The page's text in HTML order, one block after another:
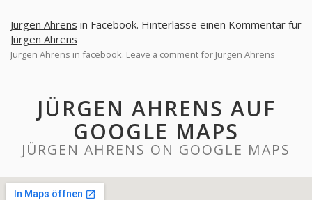
Jürgen Ahrens in Facebook. Hinterlasse einen Kommentar für
Jürgen Ahrens
Jürgen Ahrens in facebook. Leave a comment for Jürgen Ahrens
JÜRGEN AHRENS AUF
GOOGLE MAPS
JÜRGEN AHRENS ON GOOGLE MAPS